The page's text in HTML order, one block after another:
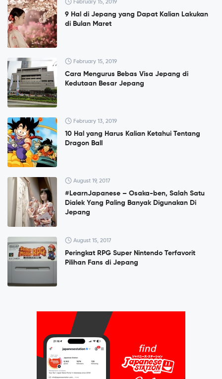
February 15, 2019
9 Hal di Jepang yang Dapat Kalian Lakukan
di Bulan Maret
February 15, 2019
Cara Mengurus Bebas Visa Jepang di
Kedutaan Besar Jepang
February 13, 2019
10 Hal yang Harus Kalian Ketahui Tentang
Dragon Ball
August 19, 2017
#LearnJapanese – Osaka-ben, Salah Satu
Dialek Yang Paling Banyak Digunakan Di
Jepang
August 15, 2017
Peringkat RPG Super Nintendo Terfavorit
Pilihan Fans di Jepang